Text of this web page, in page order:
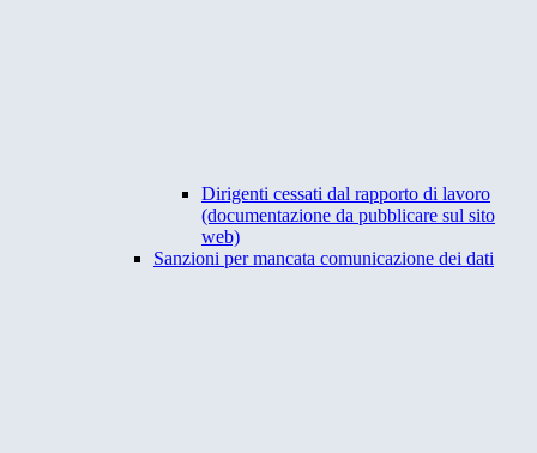
Dirigenti cessati dal rapporto di lavoro
(documentazione da pubblicare sul sito
web)
Sanzioni per mancata comunicazione dei dati